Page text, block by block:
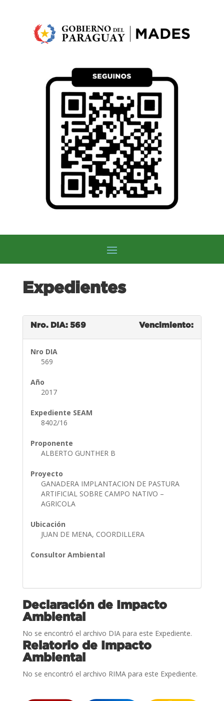
Expedientes
Nro. DIA: 569 Vencimiento:
Nro DIA
569
Año
2017
Expediente SEAM
8402/16
Proponente
ALBERTO GUNTHER B
Proyecto
GANADERA IMPLANTACION DE PASTURA
ARTIFICIAL SOBRE CAMPO NATIVO –
AGRICOLA
Ubicación
JUAN DE MENA, COORDILLERA
Consultor Ambiental
Declaración de Impacto
Ambiental
No se encontró el archivo DIA para este Expediente.
Relatorio de Impacto
Ambiental
No se encontró el archivo RIMA para este Expediente.